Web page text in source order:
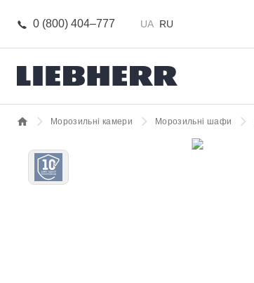
0 (800) 404–777 UA RU
Морозильні камери Морозильні шафи